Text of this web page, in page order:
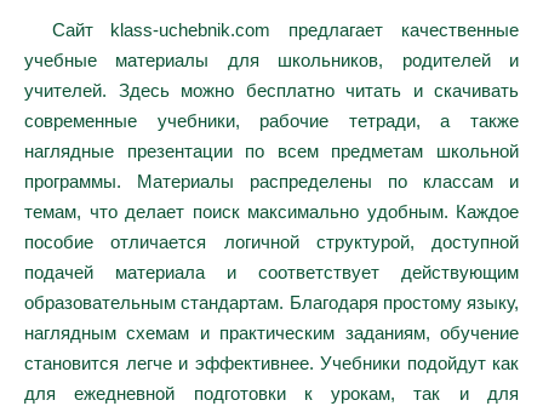
Сайт klass-uchebnik.com предлагает качественные
учебные материалы для школьников, родителей и
учителей. Здесь можно бесплатно читать и скачивать
современные учебники, рабочие тетради, а также
наглядные презентации по всем предметам школьной
программы. Материалы распределены по классам и
темам, что делает поиск максимально удобным. Каждое
пособие отличается логичной структурой, доступной
подачей материала и соответствует действующим
образовательным стандартам. Благодаря простому языку,
наглядным схемам и практическим заданиям, обучение
становится легче и эффективнее. Учебники подойдут как
для ежедневной подготовки к урокам, так и для